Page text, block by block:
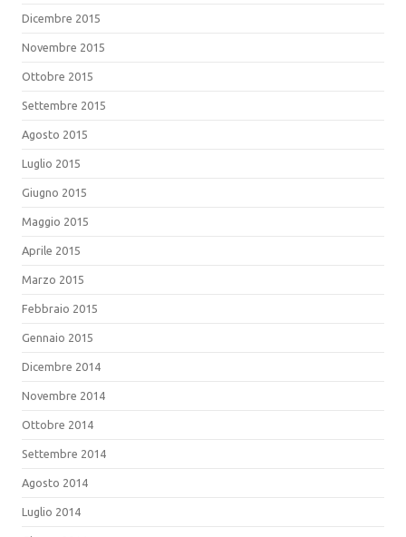
Dicembre 2015
Novembre 2015
Ottobre 2015
Settembre 2015
Agosto 2015
Luglio 2015
Giugno 2015
Maggio 2015
Aprile 2015
Marzo 2015
Febbraio 2015
Gennaio 2015
Dicembre 2014
Novembre 2014
Ottobre 2014
Settembre 2014
Agosto 2014
Luglio 2014